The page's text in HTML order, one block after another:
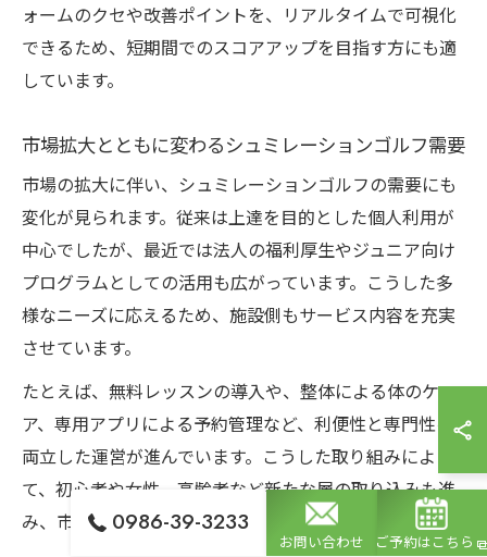
ォームのクセや改善ポイントを、リアルタイムで可視化
できるため、短期間でのスコアアップを目指す方にも適
しています。
市場拡大とともに変わるシュミレーションゴルフ需要
市場の拡大に伴い、シュミレーションゴルフの需要にも
変化が見られます。従来は上達を目的とした個人利用が
中心でしたが、最近では法人の福利厚生やジュニア向け
プログラムとしての活用も広がっています。こうした多
様なニーズに応えるため、施設側もサービス内容を充実
させています。
たとえば、無料レッスンの導入や、整体による体のケ
ア、専用アプリによる予約管理など、利便性と専門性を
両立した運営が進んでいます。こうした取り組みによっ
て、初心者や女性、高齢者など新たな層の取り込みも進
み、市場全体の活性化につながっています。
0986-39-3233
お問い合わせ ご予約はこちら